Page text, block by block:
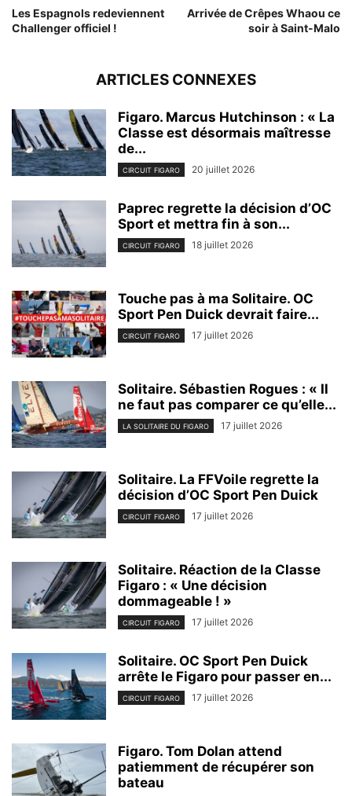
Les Espagnols redeviennent
Challenger officiel !
Arrivée de Crêpes Whaou ce
soir à Saint-Malo
ARTICLES CONNEXES
Figaro. Marcus Hutchinson : « La
Classe est désormais maîtresse
de...
CIRCUIT FIGARO 20 juillet 2026
Paprec regrette la décision d’OC
Sport et mettra fin à son...
CIRCUIT FIGARO 18 juillet 2026
Touche pas à ma Solitaire. OC
Sport Pen Duick devrait faire...
CIRCUIT FIGARO 17 juillet 2026
Solitaire. Sébastien Rogues : « Il
ne faut pas comparer ce qu’elle...
LA SOLITAIRE DU FIGARO 17 juillet 2026
Solitaire. La FFVoile regrette la
décision d’OC Sport Pen Duick
CIRCUIT FIGARO 17 juillet 2026
Solitaire. Réaction de la Classe
Figaro : « Une décision
dommageable ! »
CIRCUIT FIGARO 17 juillet 2026
Solitaire. OC Sport Pen Duick
arrête le Figaro pour passer en...
CIRCUIT FIGARO 17 juillet 2026
Figaro. Tom Dolan attend
patiemment de récupérer son
bateau